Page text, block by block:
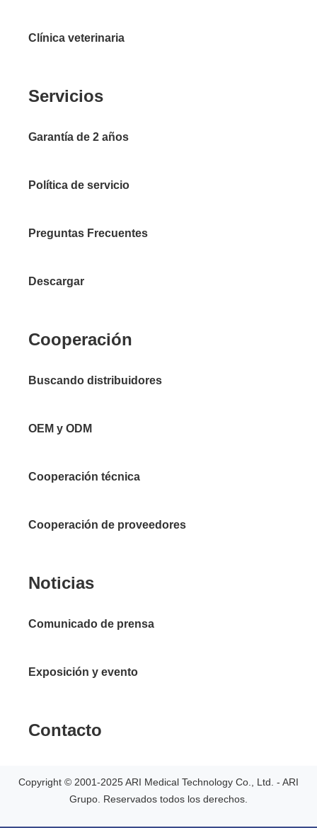
Clínica veterinaria
Servicios
Garantía de 2 años
Política de servicio
Preguntas Frecuentes
Descargar
Cooperación
Buscando distribuidores
OEM y ODM
Cooperación técnica
Cooperación de proveedores
Noticias
Comunicado de prensa
Exposición y evento
Contacto
Copyright © 2001-2025 ARI Medical Technology Co., Ltd. - ARI
Grupo. Reservados todos los derechos.